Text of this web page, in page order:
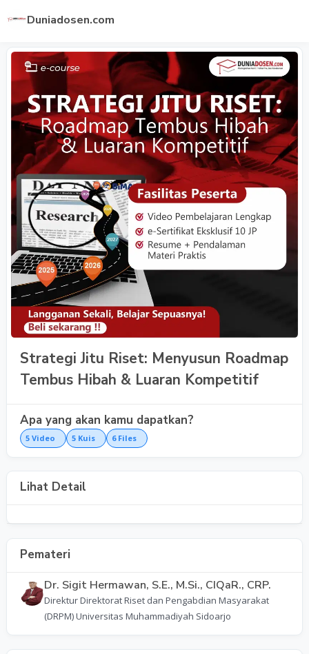
Duniadosen.com
Previous
Strategi Jitu Riset: Menyusun Roadmap
Tembus Hibah & Luaran Kompetitif
Apa yang akan kamu dapatkan?
5 Video 5 Kuis 6 Files
Lihat Detail
Pemateri
Dr. Sigit Hermawan, S.E., M.Si., CIQaR., CRP.
Direktur Direktorat Riset dan Pengabdian Masyarakat
(DRPM) Universitas Muhammadiyah Sidoarjo